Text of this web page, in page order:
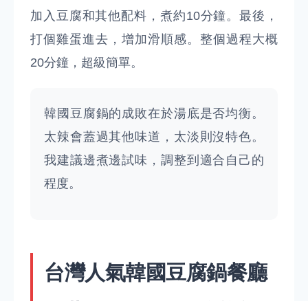
加入豆腐和其他配料，煮約10分鐘。最後，
打個雞蛋進去，增加滑順感。整個過程大概
20分鐘，超級簡單。
韓國豆腐鍋的成敗在於湯底是否均衡。
太辣會蓋過其他味道，太淡則沒特色。
我建議邊煮邊試味，調整到適合自己的
程度。
台灣人氣韓國豆腐鍋餐廳